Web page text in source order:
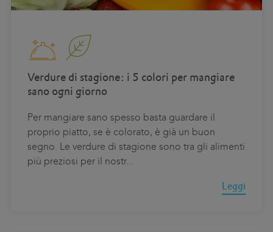
Verdure di stagione: i 5 colori per mangiare
sano ogni giorno
Per mangiare sano spesso basta guardare il
proprio piatto, se è colorato, è già un buon
segno. Le verdure di stagione sono tra gli alimenti
più preziosi per il nostr...
Leggi